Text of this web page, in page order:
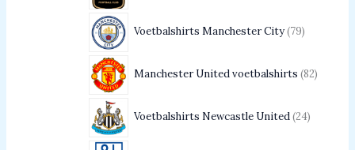
Voetbalshirts Manchester City 79
Manchester United voetbalshirts 82
Voetbalshirts Newcastle United 24